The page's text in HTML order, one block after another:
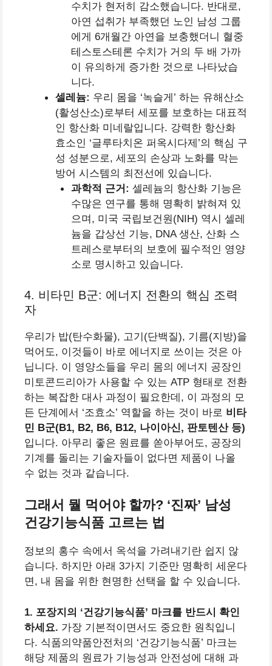
수치가 현저히 감소했습니다. 반대로,
아연 섭취가 부족했던 노인 남성 그룹
에게 6개월간 아연을 보충했더니 혈중
테스토스테론 수치가 거의 두 배 가까
이 유의하게 증가한 것으로 나타났습
니다.
셀레늄: 우리 몸을 ‘녹슬게’ 하는 유해산소
(활성산소)로부터 세포를 보호하는 대표적
인 항산화 미네랄입니다. 강력한 항산화
효소인 ‘글루타치온 퍼옥시다제’의 핵심 구
성 성분으로, 세포의 손상과 노화를 막는
방어 시스템의 최전선에 있습니다.
과학적 근거: 셀레늄의 항산화 기능은
수많은 연구를 통해 명확히 밝혀져 있
으며, 미국 국립보건원(NIH) 역시 셀레
늄을 갑상선 기능, DNA 생산, 산화 스
트레스로부터의 보호에 필수적인 영양
소로 명시하고 있습니다.
4. 비타민 B군: 에너지 전환의 핵심 조력
자
우리가 밥(탄수화물), 고기(단백질), 기름(지방)을
먹어도, 이것들이 바로 에너지로 쓰이는 것은 아
닙니다. 이 영양소들을 우리 몸의 에너지 공장인
미토콘드리아가 사용할 수 있는 ATP 형태로 전환
하는 복잡한 대사 과정이 필요한데, 이 과정의 모
든 단계에서 ‘조효소’ 역할을 하는 것이 바로 비타
민 B군(B1, B2, B6, B12, 나이아신, 판토텐산 등)
입니다. 아무리 좋은 원료를 쏟아부어도, 공장의
기계를 돌리는 기술자들이 없다면 제품이 나올
수 없는 것과 같습니다.
그래서 뭘 먹어야 할까? ‘진짜’ 남성
건강기능식품 고르는 법
정보의 홍수 속에서 옥석을 가려내기란 쉽지 않
습니다. 하지만 아래 3가지 기준만 명확히 세운다
면, 내 몸을 위한 현명한 선택을 할 수 있습니다.
1. 포장지의 ‘건강기능식품’ 마크를 반드시 확인
하세요. 가장 기본적이면서도 중요한 원칙입니
다. 식품의약품안전처의 ‘건강기능식품’ 마크는
해당 제품의 원료가 기능성과 안전성에 대해 과